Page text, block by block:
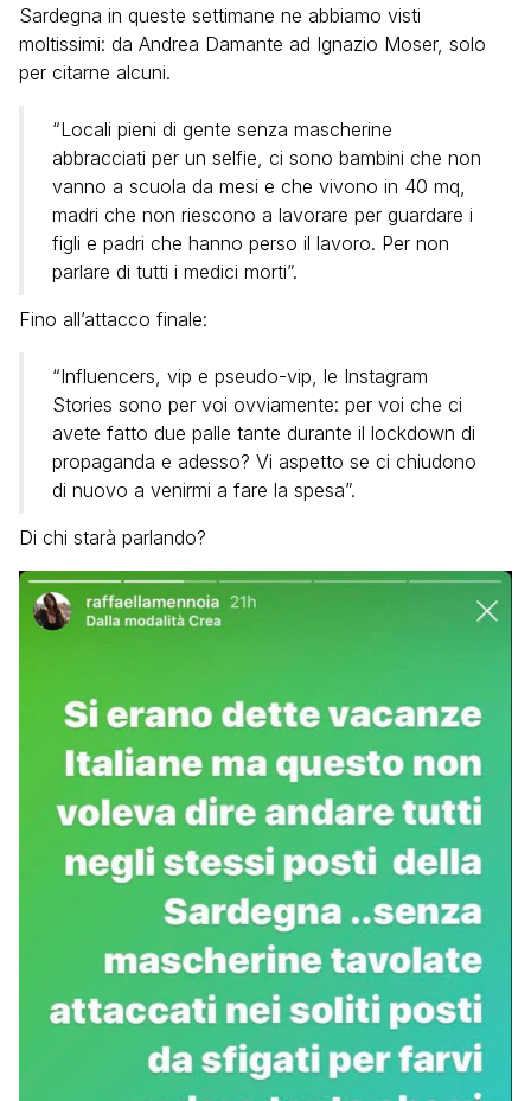
Sardegna in queste settimane ne abbiamo visti
moltissimi: da Andrea Damante ad Ignazio Moser, solo
per citarne alcuni.
“Locali pieni di gente senza mascherine
abbracciati per un selfie, ci sono bambini che non
vanno a scuola da mesi e che vivono in 40 mq,
madri che non riescono a lavorare per guardare i
figli e padri che hanno perso il lavoro. Per non
parlare di tutti i medici morti”.
Fino all’attacco finale:
“Influencers, vip e pseudo-vip, le Instagram
Stories sono per voi ovviamente: per voi che ci
avete fatto due palle tante durante il lockdown di
propaganda e adesso? Vi aspetto se ci chiudono
di nuovo a venirmi a fare la spesa”.
Di chi starà parlando?